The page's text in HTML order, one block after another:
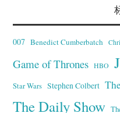
007 Benedict Cumberbatch
Game of Thrones HBO
Star Wars Stephen Colbert
The Daily Show